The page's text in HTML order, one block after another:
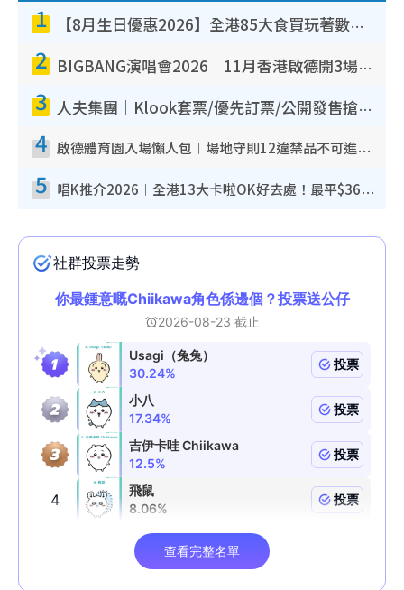
1 【8月生日優惠2026】全港85大食買玩著數攻略 自助餐/火鍋放題同行免費＋誠品/DONKI送現金券
2 BIGBANG演唱會2026｜11月香港啟德開3場！實名制VIP申請、優先購票攻略
3 人夫集團｜Klook套票/優先訂票/公開發售搶飛攻略！附票價.購票連結.場地座位表
4 啟德體育園入場懶人包︱場地守則12違禁品不可進場准帶細水樽但全場禁樽蓋！應援牌有限制！
5 唱K推介2026︱全港13大卡啦OK好去處！最平$36起 日文K都有！(附地址+收費詳情)